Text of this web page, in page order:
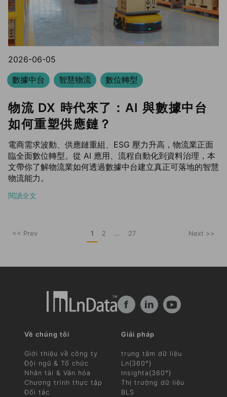
2026-06-05
數據中台
智慧物流 數位轉型
物流 DX 時代來了：AI 與數據中台
如何重塑供應鏈？
電商需求波動、供應鏈重組、ESG 壓力升高，物流業正面
臨全面數位轉型。從 AI 應用、流程自動化到資料治理，本
文帶你了解物流業如何透過數據中台建立真正可落地的智慧
物流能力。
閱讀全文
<< Prev 1 2 ... 27 Next >>
f in
Về chúng tôi
Giới thiệu về công ty
Đội ngũ & Tổ chức
Nhân tài & Văn hóa
Chương trình thực tập
Đối tác
Giải pháp
trung tâm dữ liệu
Ln{360°}
Insighta{360°}
Thị trường dữ liệu
BLS